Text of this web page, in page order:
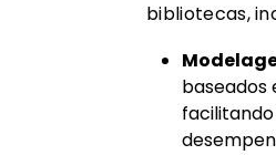
bibliotecas,
baseados